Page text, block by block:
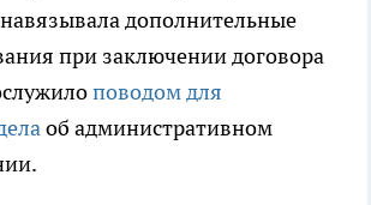
дополнительные
при заключении договора
поводом для
об административном